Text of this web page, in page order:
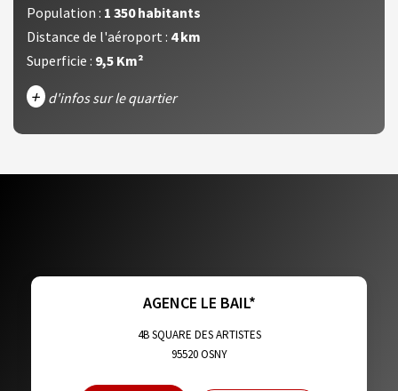
Population : 1 350 habitants
Distance de l'aéroport : 4 km
Superficie : 9,5 Km²
+ d'infos sur le quartier
DISTANCE DE L'AÉROPORT : SUPERFICIE :
AGENCE LE BAIL*
4B SQUARE DES ARTISTES
95520OSNY